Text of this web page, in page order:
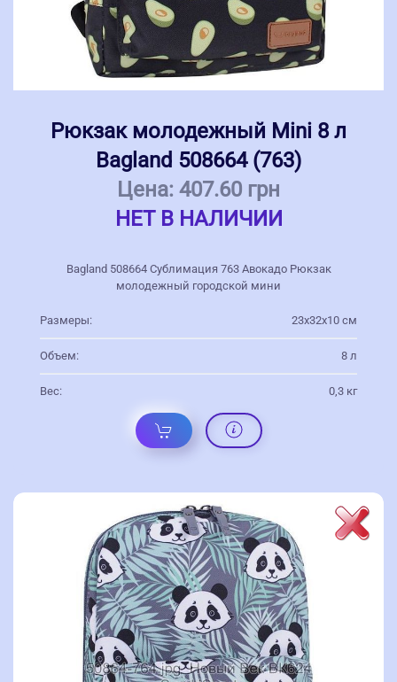
Рюкзак молодежный Mini 8 л
Bagland 508664 (763)
Цена: 407.60 грн
НЕТ В НАЛИЧИИ
Bagland 508664 Сублимация 763 Авокадо Рюкзак
молодежный городской мини
Размеры: 23х32х10 см
Объем: 8 л
Вес: 0,3 кг